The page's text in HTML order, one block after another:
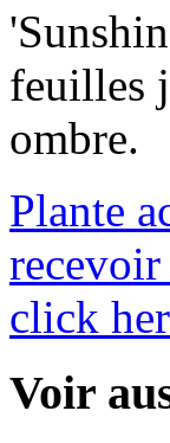
feuilles
ombre.
Plante
recevoir
click
Voir